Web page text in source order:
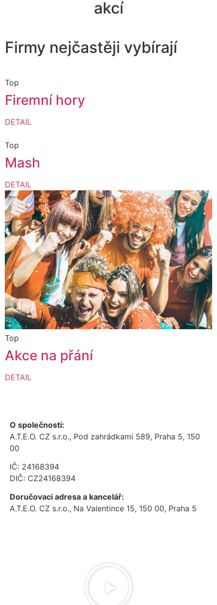
akcí
Firmy nejčastěji vybírají
Top
Firemní hory
DETAIL
Top
Mash
DETAIL
Top
Akce na přání
DETAIL
O společnosti:
A.T.E.O. CZ s.r.o., Pod zahrádkami 589, Praha 5, 150
00
IČ: 24168394
DIČ: CZ24168394
Doručovaci adresa a kancelář:
A.T.E.O. CZ s.r.o., Na Valentince 15, 150 00, Praha 5